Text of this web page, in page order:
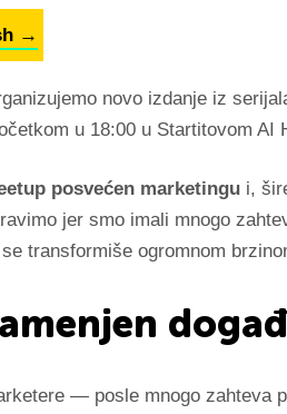
→
novo izdanje iz
u 18:00 u Startitovom AI
posvećen marketingu i,
jer smo imali mnogo
transformiše ogromnom
— posle mnogo zahteva